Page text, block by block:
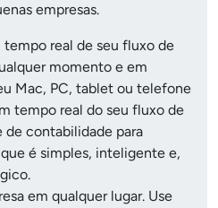
empresas.
tempo real de seu fluxo de
momento e em
Mac, PC, tablet ou telefone
tempo real do seu fluxo de
de contabilidade para
é simples, inteligente e,
em qualquer lugar. Use